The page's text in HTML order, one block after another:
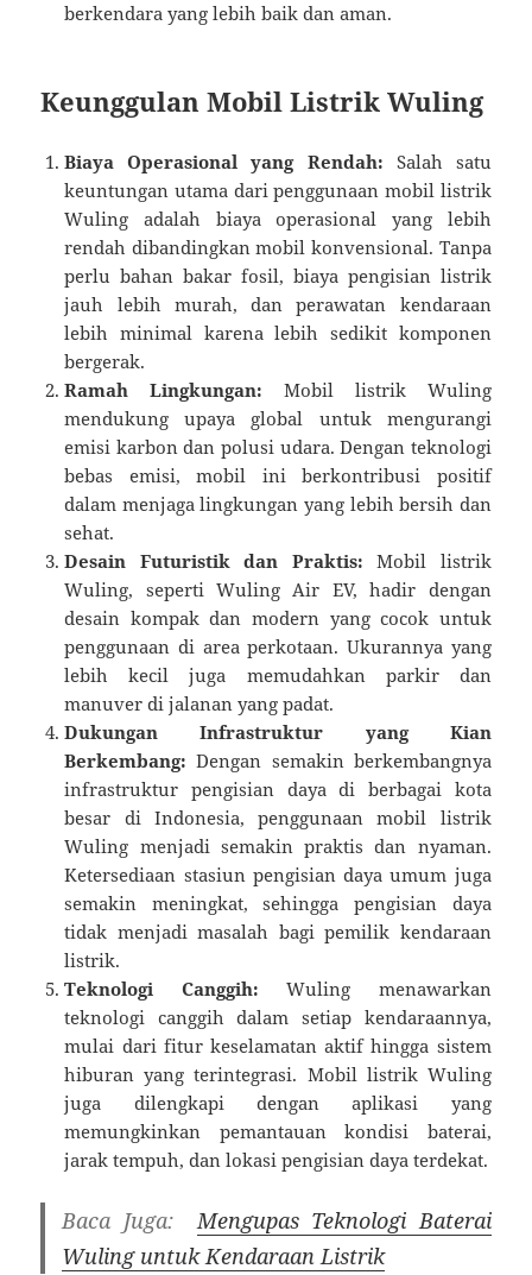
berkendara yang lebih baik dan aman.
Keunggulan Mobil Listrik Wuling
Biaya Operasional yang Rendah: Salah satu
keuntungan utama dari penggunaan mobil listrik
Wuling adalah biaya operasional yang lebih
rendah dibandingkan mobil konvensional. Tanpa
perlu bahan bakar fosil, biaya pengisian listrik
jauh lebih murah, dan perawatan kendaraan
lebih minimal karena lebih sedikit komponen
bergerak.
Ramah Lingkungan: Mobil listrik Wuling
mendukung upaya global untuk mengurangi
emisi karbon dan polusi udara. Dengan teknologi
bebas emisi, mobil ini berkontribusi positif
dalam menjaga lingkungan yang lebih bersih dan
sehat.
Desain Futuristik dan Praktis: Mobil listrik
Wuling, seperti Wuling Air EV, hadir dengan
desain kompak dan modern yang cocok untuk
penggunaan di area perkotaan. Ukurannya yang
lebih kecil juga memudahkan parkir dan
manuver di jalanan yang padat.
Dukungan Infrastruktur yang Kian
Berkembang: Dengan semakin berkembangnya
infrastruktur pengisian daya di berbagai kota
besar di Indonesia, penggunaan mobil listrik
Wuling menjadi semakin praktis dan nyaman.
Ketersediaan stasiun pengisian daya umum juga
semakin meningkat, sehingga pengisian daya
tidak menjadi masalah bagi pemilik kendaraan
listrik.
Teknologi Canggih: Wuling menawarkan
teknologi canggih dalam setiap kendaraannya,
mulai dari fitur keselamatan aktif hingga sistem
hiburan yang terintegrasi. Mobil listrik Wuling
juga dilengkapi dengan aplikasi yang
memungkinkan pemantauan kondisi baterai,
jarak tempuh, dan lokasi pengisian daya terdekat.
Baca Juga:Mengupas Teknologi Baterai
Wuling untuk Kendaraan Listrik